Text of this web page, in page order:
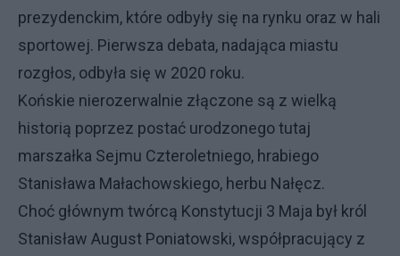
prezydenckim, które odbyły się na rynku oraz w hali
sportowej. Pierwsza debata, nadająca miastu
rozgłos, odbyła się w 2020 roku.
Końskie nierozerwalnie złączone są z wielką
historią poprzez postać urodzonego tutaj
marszałka Sejmu Czteroletniego, hrabiego
Stanisława Małachowskiego, herbu Nałęcz.
Choć głównym twórcą Konstytucji 3 Maja był król
Stanisław August Poniatowski, współpracujący z